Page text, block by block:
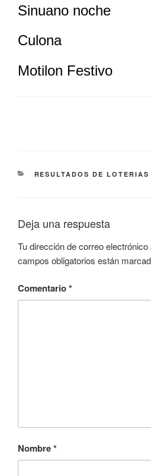
Sinuano noche
Culona
Motilon Festivo
CATEGORÍAS
RESULTADOS DE
Deja una respuesta
Tu dirección de correo
campos obligatorios están
Comentario*
Nombre*